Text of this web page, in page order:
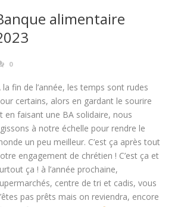
alimentaire
0
la fin de l’année, les temps sont rudes
certains, alors en gardant le sourire
en faisant une BA solidaire, nous
à notre échelle pour rendre le
un peu meilleur. C’est ça après tout
engagement de chrétien ! C’est ça et
ça ! à l’année prochaine,
centre de tri et cadis, vous
pas prêts mais on reviendra, encore